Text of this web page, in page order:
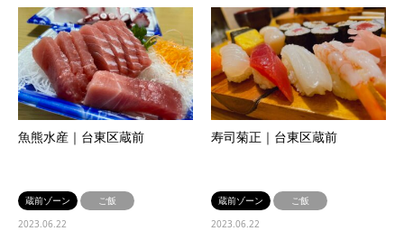
魚熊水産｜台東区蔵前
蔵前ゾーン
ご飯
2023.06.22
寿司菊正｜台東区蔵前
蔵前ゾーン
ご飯
2023.06.22